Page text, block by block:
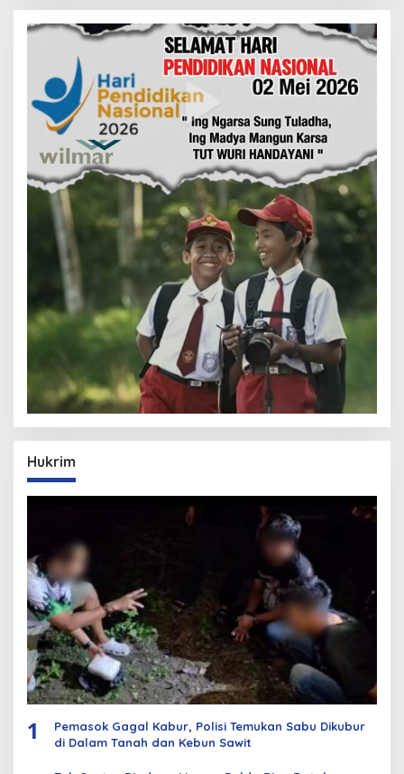
Hukrim
1
Pemasok Gagal Kabur, Polisi Temukan Sabu Dikubur
di Dalam Tanah dan Kebun Sawit